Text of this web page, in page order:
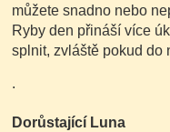
můžete snadno nebo
Ryby den přináší více
splnit, zvláště pokud do
.
Dorůstající Luna